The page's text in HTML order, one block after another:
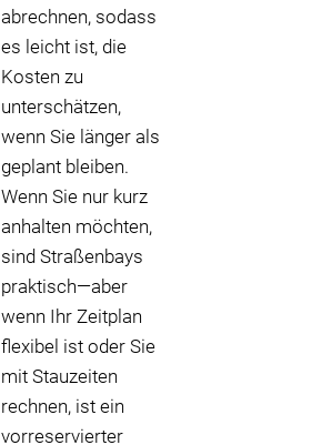
abrechnen, sodass
es leicht ist, die
Kosten zu
unterschätzen,
wenn Sie länger als
geplant bleiben.
Wenn Sie nur kurz
anhalten möchten,
sind Straßenbays
praktisch—aber
wenn Ihr Zeitplan
flexibel ist oder Sie
mit Stauzeiten
rechnen, ist ein
vorreservierter